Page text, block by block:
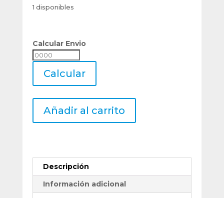
1 disponibles
Calcular Envio
Calcular
Calcular
Calisuar
Expansion
Ø
14
Añadir al carrito
Descripción
Información adicional